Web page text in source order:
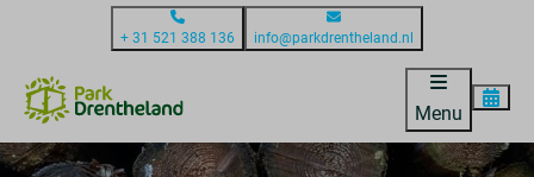
+ 31 521 388 136 info@parkdrentheland.nl
Menu